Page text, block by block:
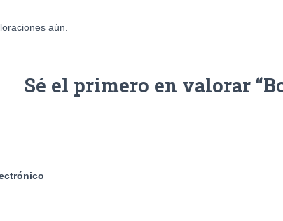
aún.
Sé el primero en valorar